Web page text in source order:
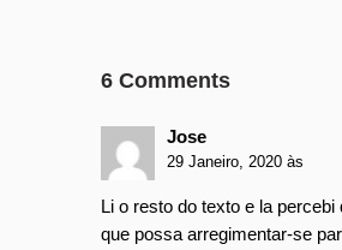
6 Comments
Jose
29 Janeiro, 2020 às
Li o resto do texto e la percebi
que possa arregimentar-se